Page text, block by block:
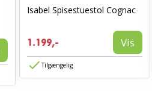
Isabel Spisestuestol Cognac
1.199,- Vis
Tilgængelig